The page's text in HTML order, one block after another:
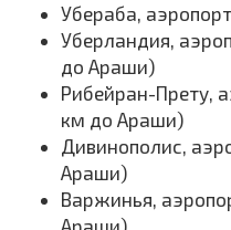
Убераба, аэропорт
Уберландия,
до Араши)
Рибейран-Прету,
км до Араши)
Дивинополис,
Араши)
Варжинья,
Араши)